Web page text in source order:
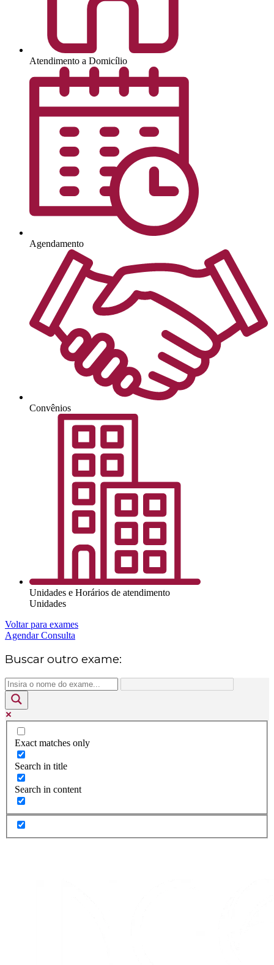
Atendimento a Domicílio
Agendamento
Convênios
Unidades e Horários de atendimento
Unidades
Voltar para exames
Agendar Consulta
Buscar outro exame:
Exact matches only
Search in title
Search in content